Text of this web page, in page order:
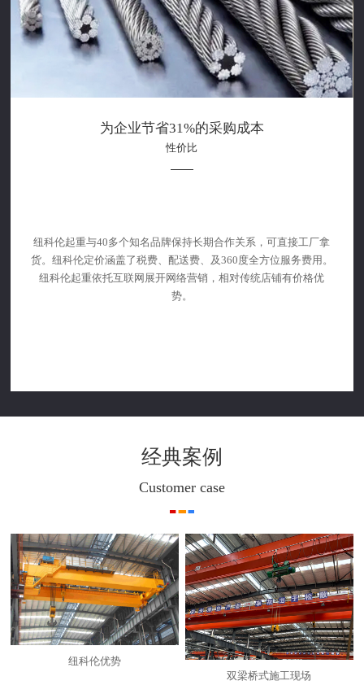
20多年起重机械生产商
品质保障
20多年起重机械生产商，已通过ISO9001质量体系认证，拥有A级
制造资质及完善的质量保障体系，为各行业提供起重设备解决方
案！
经典案例
Customer case
纽科伦优势
双梁桥式施工现场